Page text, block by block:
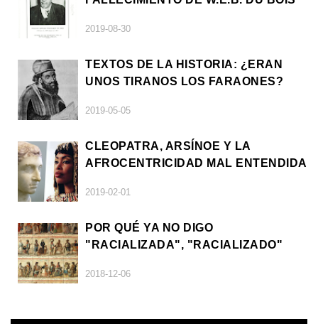
2019-08-30
TEXTOS DE LA HISTORIA: ¿ERAN
UNOS TIRANOS LOS FARAONES?
2019-05-05
CLEOPATRA, ARSÍNOE Y LA
AFROCENTRICIDAD MAL ENTENDIDA
2019-02-01
POR QUÉ YA NO DIGO
"RACIALIZADA", "RACIALIZADO"
2018-12-06